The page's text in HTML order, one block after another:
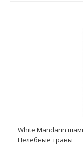
White Mandarin
Целебные травы